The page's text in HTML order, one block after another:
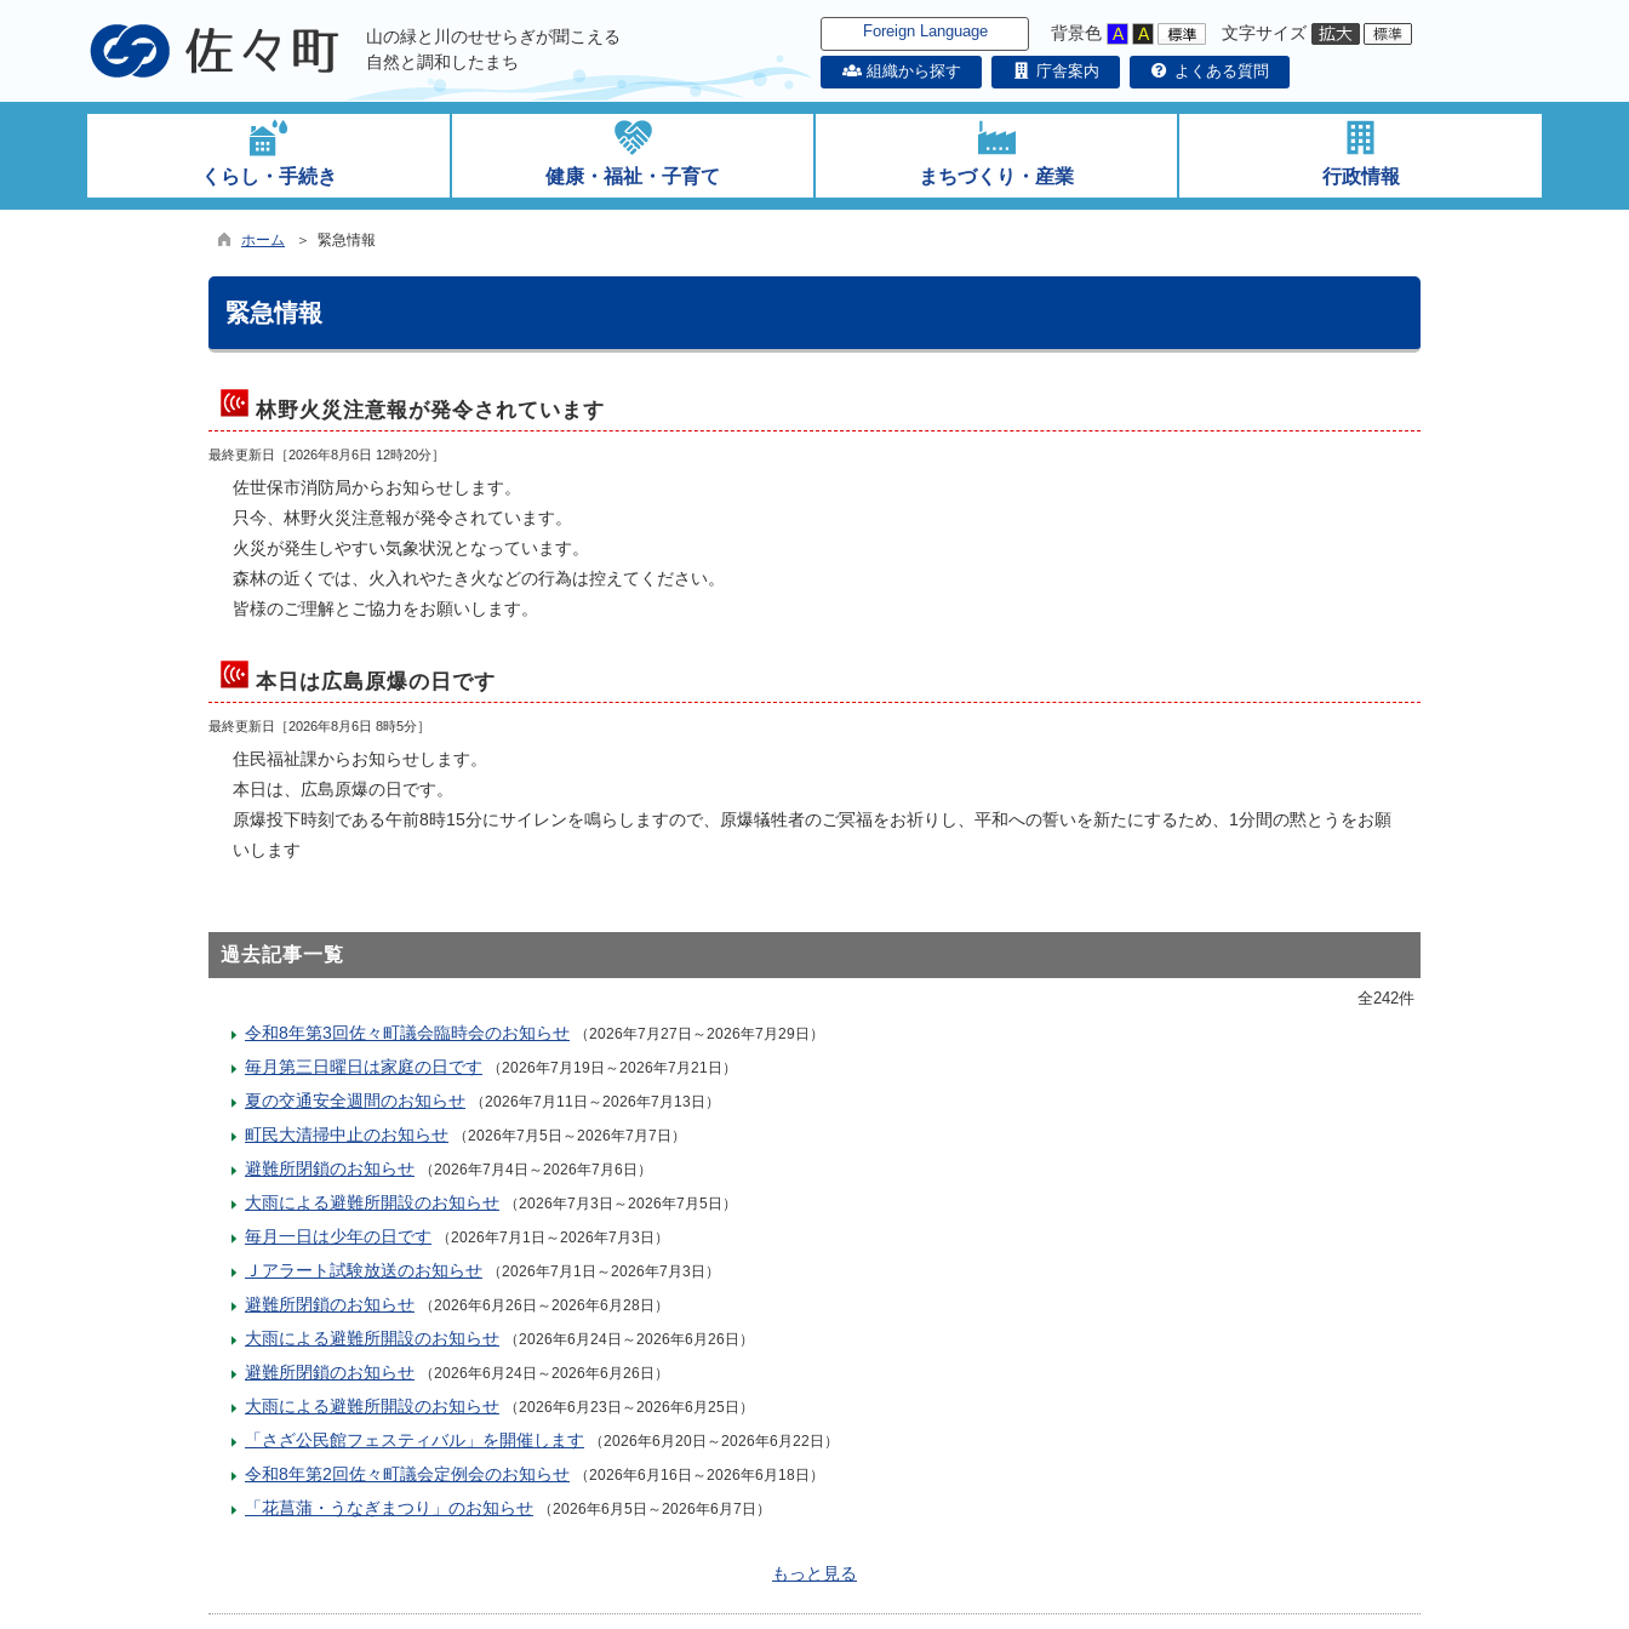
山の緑と川のせせらぎが聞こえる
自然と調和したまち
Foreign Language 背景色 文字サイズ
組織から探す 庁舎案内 よくある質問
くらし・手続き 健康・福祉・子育て まちづくり・産業 行政情報
ホーム ＞ 緊急情報
緊急情報
林野火災注意報が発令されています
最終更新日［2026年8月6日 12時20分］
佐世保市消防局からお知らせします。
只今、林野火災注意報が発令されています。
火災が発生しやすい気象状況となっています。
森林の近くでは、火入れやたき火などの行為は控えてください。
皆様のご理解とご協力をお願いします。
本日は広島原爆の日です
最終更新日［2026年8月6日 8時5分］
住民福祉課からお知らせします。
本日は、広島原爆の日です。
原爆投下時刻である午前8時15分にサイレンを鳴らしますので、原爆犠牲者のご冥福をお祈りし、平和への誓いを新たにするため、1分間の黙とうをお願
いします
過去記事一覧
全242件
令和8年第3回佐々町議会臨時会のお知らせ （2026年7月27日～2026年7月29日）
毎月第三日曜日は家庭の日です （2026年7月19日～2026年7月21日）
夏の交通安全週間のお知らせ （2026年7月11日～2026年7月13日）
町民大清掃中止のお知らせ （2026年7月5日～2026年7月7日）
避難所閉鎖のお知らせ （2026年7月4日～2026年7月6日）
大雨による避難所開設のお知らせ （2026年7月3日～2026年7月5日）
毎月一日は少年の日です （2026年7月1日～2026年7月3日）
Ｊアラート試験放送のお知らせ （2026年7月1日～2026年7月3日）
避難所閉鎖のお知らせ （2026年6月26日～2026年6月28日）
大雨による避難所開設のお知らせ （2026年6月24日～2026年6月26日）
避難所閉鎖のお知らせ （2026年6月24日～2026年6月26日）
大雨による避難所開設のお知らせ （2026年6月23日～2026年6月25日）
「さざ公民館フェスティバル」を開催します （2026年6月20日～2026年6月22日）
令和8年第2回佐々町議会定例会のお知らせ （2026年6月16日～2026年6月18日）
「花菖蒲・うなぎまつり」のお知らせ （2026年6月5日～2026年6月7日）
もっと見る